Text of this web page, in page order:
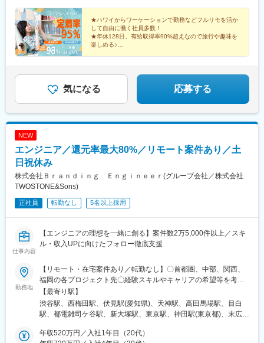
神大牟田線「西鉄福岡（天神）駅」徒歩6分◎受動喫煙対策あり：
オフィス内禁煙
千里中央駅(大阪モノレール)、虎ノ門駅、みなとみらい駅、さいた
ま新都心駅、浜松町駅、赤坂見附駅、永田町駅、有楽町駅、金山
駅(愛知県)、栄駅(愛知県)、新宿三丁目駅、亀島駅、西鉄福岡駅、
新高島駅、京成千葉駅、新宿駅(東京メトロ)、神泉駅、東池袋駅、
北品川駅、末広町駅(東京都)、汐留駅、三越前駅、乃木坂駅、西早
駅、ＪＲ難波駅、大阪城北詰駅、天王寺駅前駅、福島駅(大阪府・
阪神線)、新福島駅、大阪天満宮駅、千里中央駅(北大阪急行)、本
都)、国会議事堂前駅、日比谷駅、名鉄名古屋駅、矢場町駅
★ハワイからワーケーションで勤務などフルリモを活か
して自由に働く社員多数！
★年休128日、有給取得率90%超えなので旅行や趣味を
楽しめる♪
気になる 応募する
NEW
エンジニア／還元率最大80%／リモート案件あり／土
日祝休み
株式会社Ｂｒａｎｄｉｎｇ Ｅｎｇｉｎｅｅｒ(グループ会社／株式会社
TWOSTONE&Sons)
正社員 転勤なし 5名以上採用
仕事内容
【エンジニアの理想を一緒に創る】案件数2万5,000件以上／スキ
ル・収入UPに向けたフォロー徹底支援
勤務地
【リモート・在宅案件あり／転勤なし】〇首都圏、中部、関西、
福岡の各プロジェクト先〇経験スキルやキャリアの希望等を考慮
し決定いたします〇転居を伴う転勤はありません■本社渋谷オフィ
ス東京都渋谷区渋谷2-22-3 渋谷東口ビル6F■大阪オフィス大阪
府大阪市北区梅田2丁目4番13号 阪神産経桜橋ビル501号室■名古
ANNEX603号室■福岡オフィス福岡県福岡市中央区天神3丁目4番8
【最寄り駅】
渋谷駅、西梅田駅、伏見駅(愛知県)、天神駅、高田馬場駅、目白
駅、都電雑司ケ谷駅、新大塚駅、東京駅、神田駅(東京都)、末広町
人ライナー)、田端駅、駒込駅、大久保駅(東京都)、新宿三丁目
年収520万円／入社1年目（20代）